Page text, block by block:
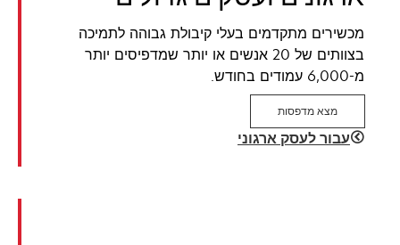
מכשירים מתקדמים בעלי קיבולת גבוהה לתמיכה
בצוותים של 20 אנשים או יותר שמדפיסים יותר
מ-6,000 עמודים בחודש.
מצא מדפסות
עבור לעסק ארגוני